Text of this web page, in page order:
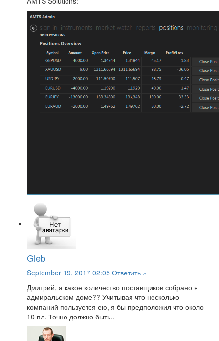
Gleb
September 19, 2017 02:05 Ответить »
Дмитрий, а какое количество поставщиков собрано в
адмиральском доме?? Учитывая что несколько
компаний пользуется ею, я бы предположил что около
10 пл. Точно должно быть..